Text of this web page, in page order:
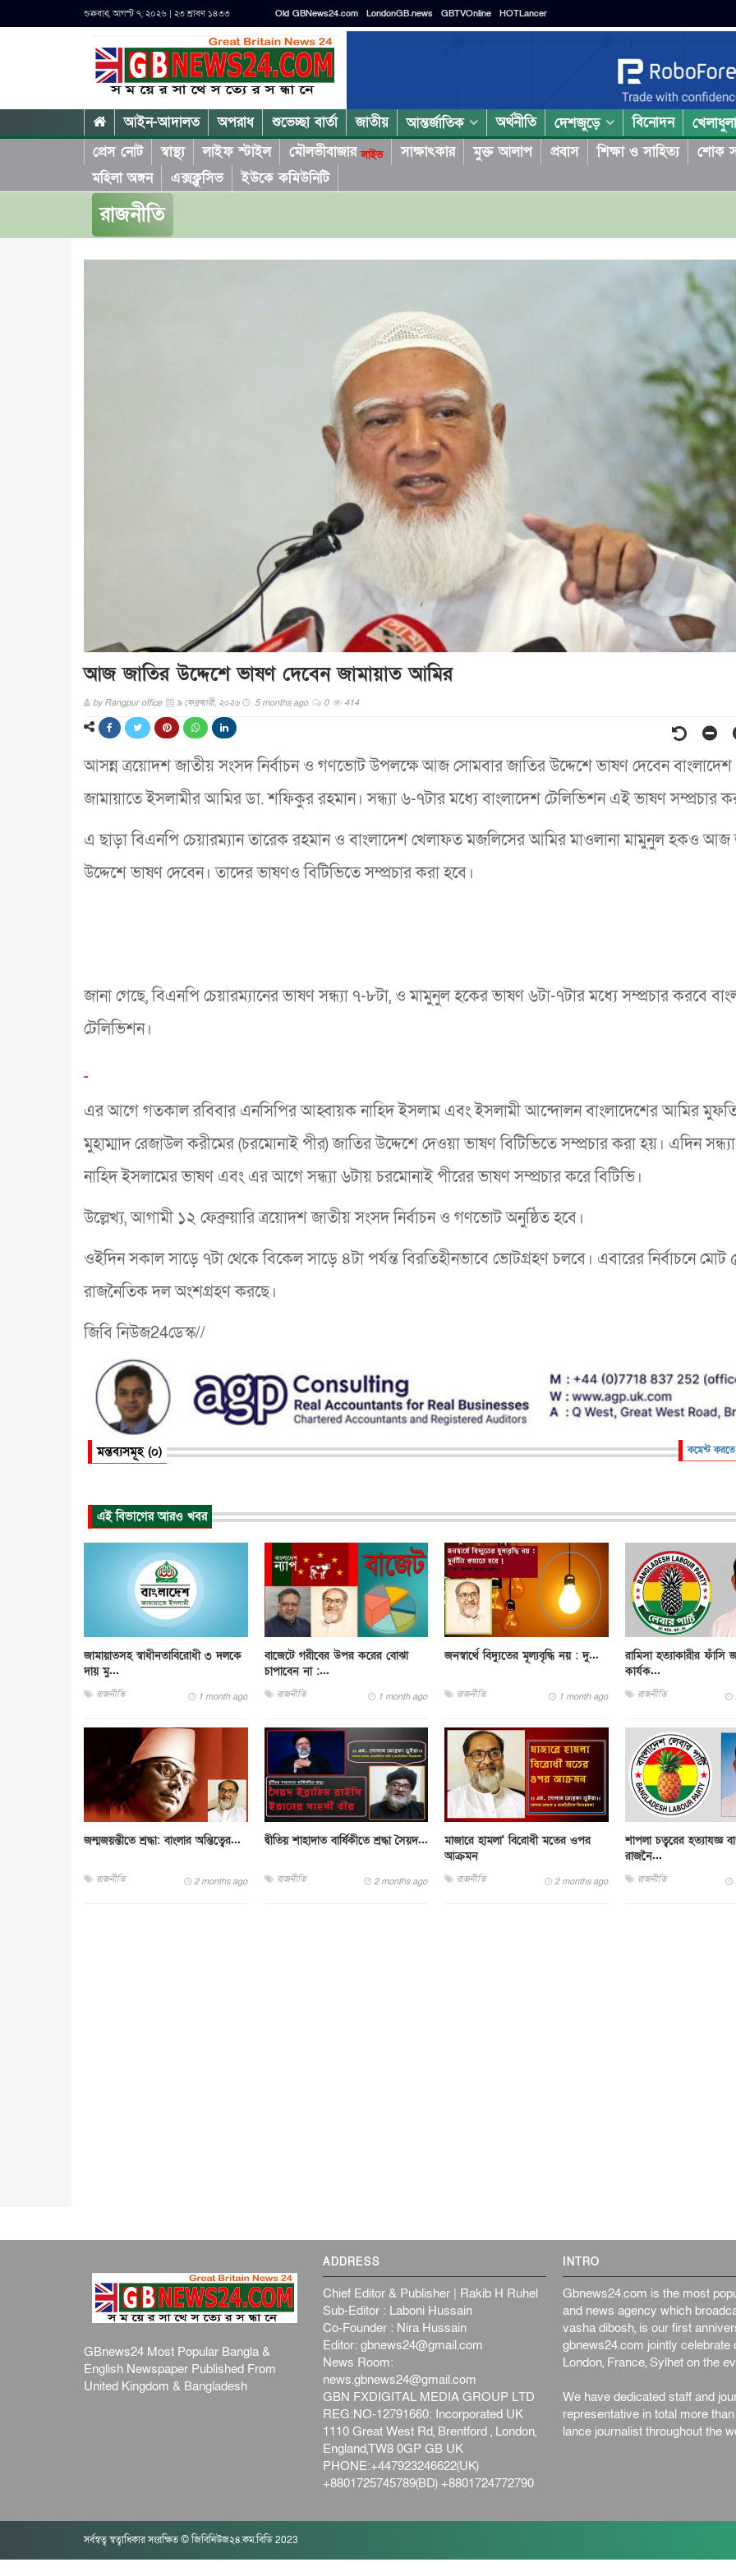
শুক্রবার, আগস্ট ৭, ২০২৬ | ২৩ শ্রাবণ ১৪৩৩ Old GBNews24.com LondonGB.news GBTVOnline HOTLancer
আইন-আদালত অপরাধ শুভেচ্ছা বার্তা জাতীয় আন্তর্জাতিক অর্থনীতি দেশজুড়ে বিনোদন
প্রেস নোট
স্বাস্থ্য লাইফ স্টাইল মৌলভীবাজারলাইভ সাক্ষাৎকার মুক্ত আলাপ প্রবাস শিক্ষা ও সাহিত্য শোক
মহিলা অঙ্গন
এক্সক্লুসিভ ইউকে কমিউনিটি
রাজনীতি
আজ জাতির উদ্দেশে ভাষণ দেবেন জামায়াত আমির
byRangpur office ৯ ফেব্রুয়ারী, ২০২৬ 5 months ago 0 414
আসন্ন ত্রয়োদশ জাতীয় সংসদ নির্বাচন ও গণভোট উপলক্ষে আজ সোমবার জাতির উদ্দেশে ভাষণ দেবেন বাংলাদেশ
জামায়াতে ইসলামীর আমির ডা. শফিকুর রহমান। সন্ধ্যা ৬-৭টার মধ্যে বাংলাদেশ টেলিভিশন এই ভাষণ সম্প্রচার
এ ছাড়া বিএনপি চেয়ারম্যান তারেক রহমান ও বাংলাদেশ খেলাফত মজলিসের আমির মাওলানা মামুনুল হকও আজ
উদ্দেশে ভাষণ দেবেন। তাদের ভাষণও বিটিভিতে সম্প্রচার করা হবে।
জানা গেছে, বিএনপি চেয়ারম্যানের ভাষণ সন্ধ্যা ৭-৮টা, ও মামুনুল হকের ভাষণ ৬টা-৭টার মধ্যে সম্প্রচার করবে
টেলিভিশন।
এর আগে গতকাল রবিবার এনসিপির আহ্বায়ক নাহিদ ইসলাম এবং ইসলামী আন্দোলন বাংলাদেশের আমির
মুহাম্মাদ রেজাউল করীমের (চরমোনাই পীর) জাতির উদ্দেশে দেওয়া ভাষণ বিটিভিতে সম্প্রচার করা হয়। এদিন
নাহিদ ইসলামের ভাষণ এবং এর আগে সন্ধ্যা ৬টায় চরমোনাই পীরের ভাষণ সম্প্রচার করে বিটিভি।
উল্লেখ্য, আগামী ১২ ফেব্রুয়ারি ত্রয়োদশ জাতীয় সংসদ নির্বাচন ও গণভোট অনুষ্ঠিত হবে।
ওইদিন সকাল সাড়ে ৭টা থেকে বিকেল সাড়ে ৪টা পর্যন্ত বিরতিহীনভাবে ভোটগ্রহণ চলবে। এবারের নির্বাচনে মোট
রাজনৈতিক দল অংশগ্রহণ করছে।
জিবি নিউজ24ডেস্ক//
মন্তব্যসমূহ (০) কমেন্ট
এই বিভাগের আরও খবর
জামায়াতসহ স্বাধীনতাবিরোধী ৩ দলকে
দায় মু...
রাজনীতি 1 month ago
বাজেটে গরীবের উপর করের বোঝা
চাপাবেন না :...
রাজনীতি 1 month ago
জনস্বার্থে বিদ্যুতের মূল্যবৃদ্ধি নয় : দু...
রাজনীতি 1 month ago
রামিসা হত্যাকারীর ফাঁসি
কার্যক...
রাজনীতি
জন্মজয়ন্তীতে শ্রদ্ধা: বাংলার অন্তিত্বের...
রাজনীতি 2 months ago
দ্বীতিয় শাহাদাত বার্ষিকীতে শ্রদ্ধা সৈয়দ...
রাজনীতি 2 months ago
মাজারে হামলা' বিরোধী মতের ওপর
আক্রমন
রাজনীতি 2 months ago
শাপলা চত্বরের হত্যাযজ্ঞ
রাজনৈ...
রাজনীতি
GBnews24 Most Popular Bangla &
English Newspaper Published From
United Kingdom & Bangladesh
ADDRESS
Chief Editor & Publisher | Rakib H Ruhel
Sub-Editor : Laboni Hussain
Co-Founder : Nira Hussain
Editor:gbnews24@gmail.com
News Room:
news.gbnews24@gmail.com
GBN FXDIGITAL MEDIA GROUP LTD
REG:NO-12791660: Incorporated UK
1110 Great West Rd, Brentford , London,
England,TW8 0GP GB UK
PHONE:+447923246622(UK)
+8801725745789(BD) +8801724772790
INTRO
Gbnews24.com is the most
and news agency which
vasha dibosh, is our first
gbnews24.com jointly
London, France, Sylhet on the
We have dedicated staff and
representative in total more
lance journalist throughout the
সর্বস্বত্ব স্বত্বাধিকার সংরক্ষিত © জিবিনিউজ২৪.কম.বিডি 2023